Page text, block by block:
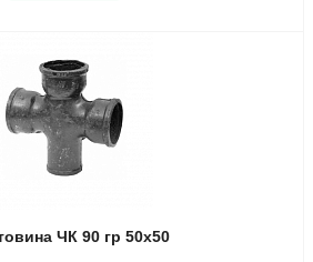
ЧК 90 гр 50х50